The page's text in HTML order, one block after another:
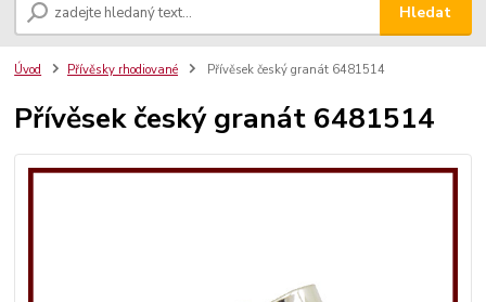
Hledat
Úvod Přívěsky rhodiované Přívěsek český granát 6481514
Přívěsek český granát 6481514